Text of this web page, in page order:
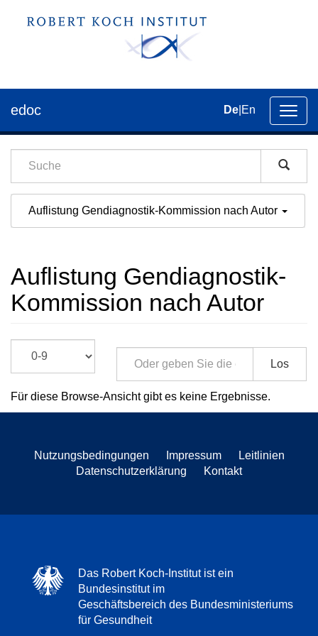
der
edoc De En
Auflistung Gendiagnostik-Kommission nach Autor
Auflistung Gendiagnostik-
Kommission nach Autor
Los
Für diese Browse-Ansicht gibt es keine Ergebnisse.
Nutzungsbedingungen Impressum
Leitlinien
Datenschutzerklärung
Kontakt
Das Robert Koch-Institut ist ein
Bundesinstitut im
Geschäftsbereich des Bundesministeriums
für Gesundheit